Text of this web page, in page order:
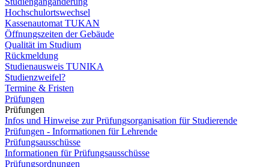
Hochschulortswechsel
Kassenautomat TUKAN
Öffnungszeiten der Gebäude
Qualität im Studium
Rückmeldung
Studienausweis TUNIKA
Studienzweifel?
Termine & Fristen
Prüfungen
Prüfungen
Infos und Hinweise zur Prüfungsorganisation für Studierende
Prüfungen - Informationen für Lehrende
Prüfungsausschüsse
Informationen für Prüfungsausschüsse
Prüfungsordnungen